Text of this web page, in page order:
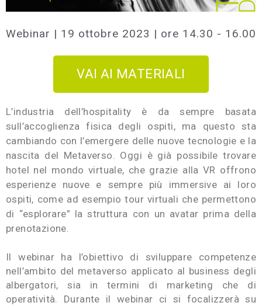
Webinar | 19 ottobre 2023 | ore 14.30 - 16.00
VAI AI MATERIALI
L’industria dell’hospitality è da sempre basata
sull’accoglienza fisica degli ospiti, ma questo sta
cambiando con l’emergere delle nuove tecnologie e la
nascita del Metaverso. Oggi è già possibile trovare
hotel nel mondo virtuale, che grazie alla VR offrono
esperienze nuove e sempre più immersive ai loro
ospiti, come ad esempio tour virtuali che permettono
di “esplorare” la struttura con un avatar prima della
prenotazione.
Il webinar ha l’obiettivo di sviluppare competenze
nell’ambito del metaverso applicato al business degli
albergatori, sia in termini di marketing che di
operatività. Durante il webinar ci si focalizzerà su